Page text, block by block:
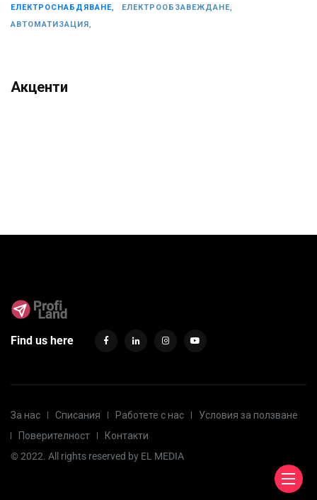
ЕЛЕКТРОСНАБДЯВАНЕ,
ЕЛЕКТРООБЗАВЕЖДАНЕ,
АВТОМАТИЗАЦИЯ,
Акценти
Find us here
За нас Списания Работете с нас
Условия за ползване
Поверителност
Контакти
© 2022. All rights reserved by EL MEDIA